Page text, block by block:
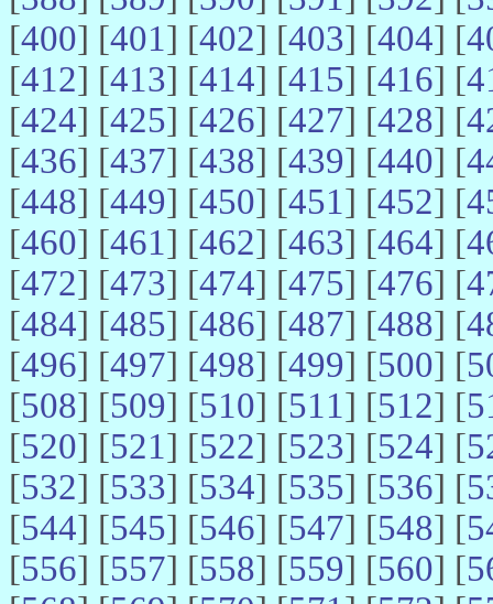
[400] [401] [402] [403] [404] [
[412] [413] [414] [415] [416] [
[424] [425] [426] [427] [428] [
[436] [437] [438] [439] [440] [
[448] [449] [450] [451] [452] [
[460] [461] [462] [463] [464] [
[472] [473] [474] [475] [476] [
[484] [485] [486] [487] [488] [
[496] [497] [498] [499] [500] [
[508] [509] [510] [511] [512] [
[520] [521] [522] [523] [524] [
[532] [533] [534] [535] [536] [
[544] [545] [546] [547] [548] [
[556] [557] [558] [559] [560] [